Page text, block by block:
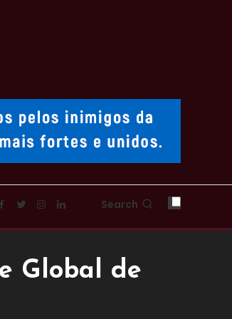
Search
Global de